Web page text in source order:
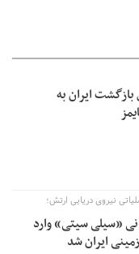
بازگشت ایران به
نیروی دریایی ارتش؛
«سیلی سیتی» وارد
ایران شد